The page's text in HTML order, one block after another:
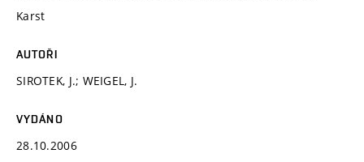
Karst
AUTOŘI
SIROTEK, J.; WEIGEL, J.
VYDÁNO
28.10.2006